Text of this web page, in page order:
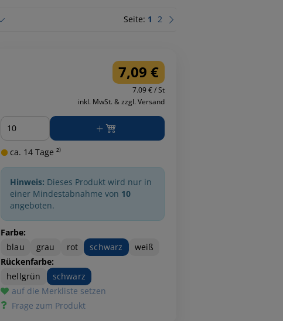
Seite: 1 2
7,09 €
7.09 € / St
inkl. MwSt. & zzgl. Versand
Menge
ca. 14 Tage ²⁾
Hinweis: Dieses Produkt wird nur in
einer Mindestabnahme von 10
angeboten.
Farbe:
blau
grau rot schwarz
weiß
Rückenfarbe:
hellgrün
schwarz
auf die Merkliste setzen
Frage zum Produkt